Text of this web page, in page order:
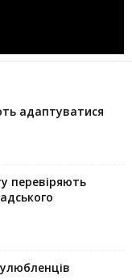
адаптуватися
перевіряють